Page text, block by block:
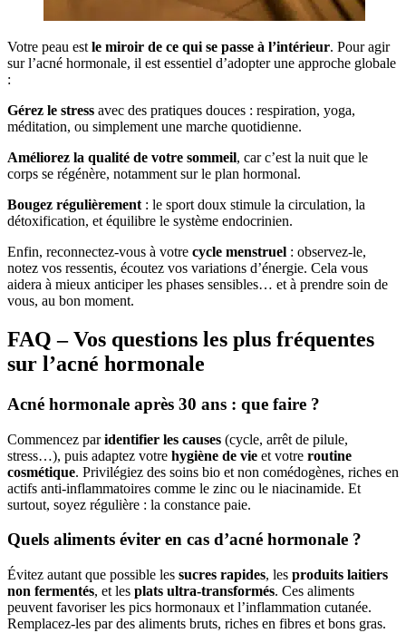
Votre peau est le miroir de ce qui se passe à l’intérieur. Pour agir
sur l’acné hormonale, il est essentiel d’adopter une approche globale
:
Gérez le stress avec des pratiques douces : respiration, yoga,
méditation, ou simplement une marche quotidienne.
Améliorez la qualité de votre sommeil, car c’est la nuit que le
corps se régénère, notamment sur le plan hormonal.
Bougez régulièrement : le sport doux stimule la circulation, la
détoxification, et équilibre le système endocrinien.
Enfin, reconnectez-vous à votre cycle menstruel : observez-le,
notez vos ressentis, écoutez vos variations d’énergie. Cela vous
aidera à mieux anticiper les phases sensibles… et à prendre soin de
vous, au bon moment.
FAQ – Vos questions les plus fréquentes
sur l’acné hormonale
Acné hormonale après 30 ans : que faire ?
Commencez paridentifier les causes (cycle, arrêt de pilule,
stress…), puis adaptez votre hygiène de vie et votre routine
cosmétique. Privilégiez des soins bio et non comédogènes, riches en
actifs anti-inflammatoires comme le zinc ou le niacinamide. Et
surtout, soyez régulière : la constance paie.
Quels aliments éviter en cas d’acné hormonale ?
Évitez autant que possible les sucres rapides, les produits laitiers
non fermentés, et les plats ultra-transformés. Ces aliments
peuvent favoriser les pics hormonaux et l’inflammation cutanée.
Remplacez-les par des aliments bruts, riches en fibres et bons gras.